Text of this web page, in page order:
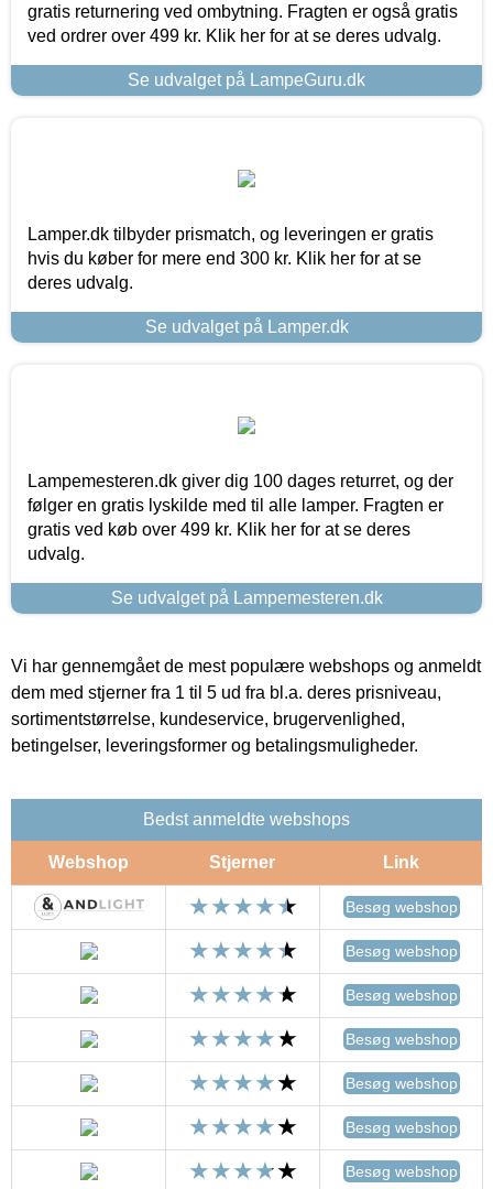
gratis returnering ved ombytning. Fragten er også gratis
ved ordrer over 499 kr. Klik her for at se deres udvalg.
Se udvalget på LampeGuru.dk
Lamper.dk tilbyder prismatch, og leveringen er gratis
hvis du køber for mere end 300 kr. Klik her for at se
deres udvalg.
Se udvalget på Lamper.dk
Lampemesteren.dk giver dig 100 dages returret, og der
følger en gratis lyskilde med til alle lamper. Fragten er
gratis ved køb over 499 kr. Klik her for at se deres
udvalg.
Se udvalget på Lampemesteren.dk
Vi har gennemgået de mest populære webshops og anmeldt
dem med stjerner fra 1 til 5 ud fra bl.a. deres prisniveau,
sortimentstørrelse, kundeservice, brugervenlighed,
betingelser, leveringsformer og betalingsmuligheder.
Bedst anmeldte webshops
Webshop Stjerner Link
Besøg webshop
Besøg webshop
Besøg webshop
Besøg webshop
Besøg webshop
Besøg webshop
Besøg webshop